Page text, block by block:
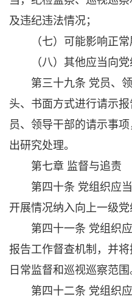
及违纪违法情况；
（七）可能影响正常
（八）其他应当向党
第三十九条 党员、领
头、书面方式进行请示
员、领导干部的请示事
出研究处理。
第七章 监督与追责
第四十条 党组织应当
开展情况纳入向上一级党
第四十一条 党组织应
报告工作督查机制，并
日常监督和巡视巡察范围
第四十二条 党组织应